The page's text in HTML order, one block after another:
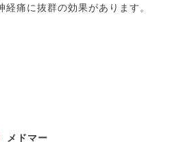
痛に抜群の効果があります。
メドマー